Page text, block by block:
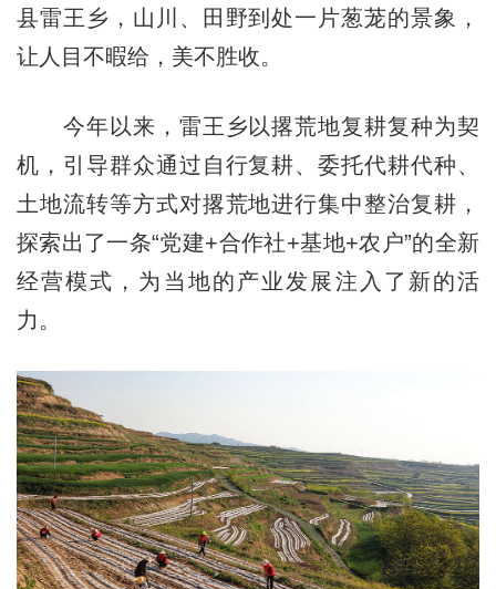
县雷王乡，山川、田野到处一片葱茏的景象，
让人目不暇给，美不胜收。
今年以来，雷王乡以撂荒地复耕复种为契
机，引导群众通过自行复耕、委托代耕代种、
土地流转等方式对撂荒地进行集中整治复耕，
探索出了一条“党建+合作社+基地+农户”的全新
经营模式，为当地的产业发展注入了新的活
力。